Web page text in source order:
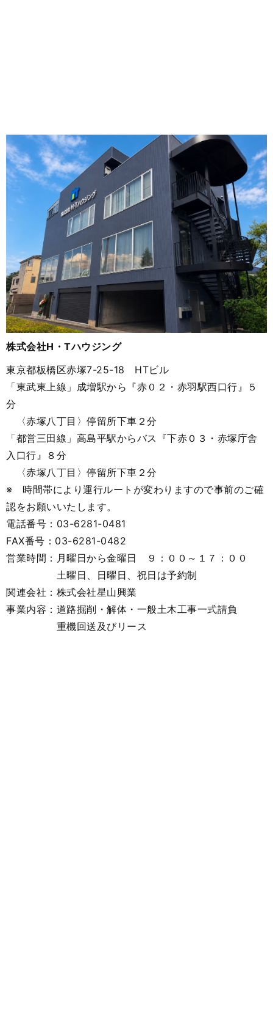
株式会社H・Tハウジング
東京都板橋区赤塚7-25-18 HTビル
「東武東上線」成増駅から『赤０２・赤羽駅西口行』５
分
〈赤塚八丁目〉停留所下車２分
「都営三田線」高島平駅からバス『下赤０３・赤塚庁舎
入口行』８分
〈赤塚八丁目〉停留所下車２分
※ 時間帯により運行ルートが変わりますので事前のご確
認をお願いいたします。
電話番号：03-6281-0481
FAX番号：03-6281-0482
営業時間：月曜日から金曜日 ９：００～１７：００
土曜日、日曜日、祝日は予約制
関連会社：株式会社星山興業
事業内容：道路掘削・解体・一般土木工事一式請負
重機回送及びリース